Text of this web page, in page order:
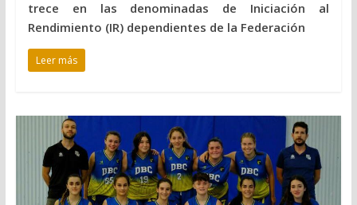
trece en las denominadas de Iniciación al
Rendimiento (IR) dependientes de la Federación
Leer más